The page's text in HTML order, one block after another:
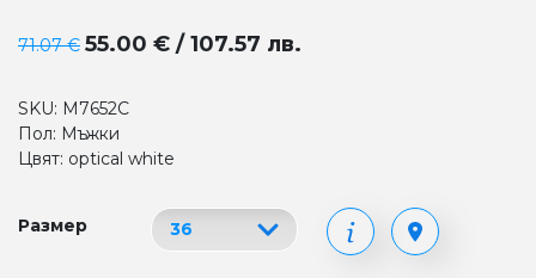
71.07 € 55.00 € / 107.57 лв.
SKU: M7652C
Пол: Мъжки
Цвят: optical white
Размер